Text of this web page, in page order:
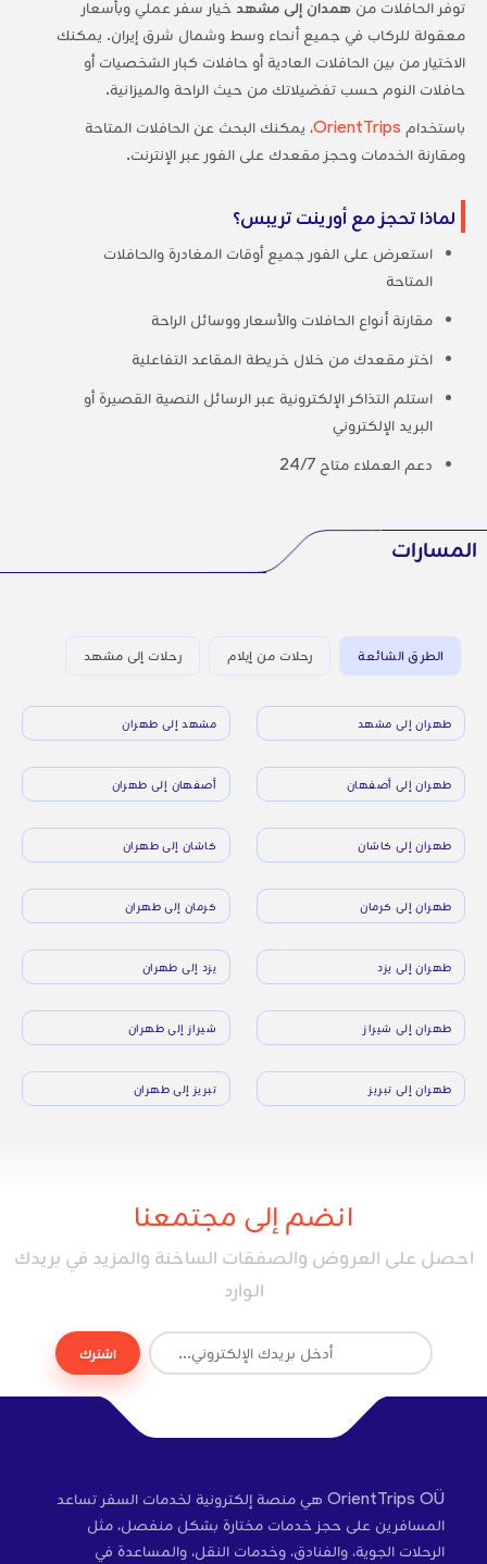
توفر الحافلات من همدان إلى مشهد خيار سفر عملي وبأسعار
معقولة للركاب في جميع أنحاء وسط وشمال شرق إيران. يمكنك
الاختيار من بين الحافلات العادية أو حافلات كبار الشخصيات أو
حافلات النوم حسب تفضيلاتك من حيث الراحة والميزانية.
باستخدام OrientTrips، يمكنك البحث عن الحافلات المتاحة
ومقارنة الخدمات وحجز مقعدك على الفور عبر الإنترنت.
لماذا تحجز مع أورينت تريبس؟
استعرض على الفور جميع أوقات المغادرة والحافلات
المتاحة
مقارنة أنواع الحافلات والأسعار ووسائل الراحة
اختر مقعدك من خلال خريطة المقاعد التفاعلية
استلم التذاكر الإلكترونية عبر الرسائل النصية القصيرة أو
البريد الإلكتروني
دعم العملاء متاح 24/7
المسارات
الطرق الشائعة رحلات من إيلام رحلات إلى مشهد
طهران إلى مشهد مشهد إلى طهران
طهران إلى أصفهان أصفهان إلى طهران
طهران إلى كاشان كاشان إلى طهران
طهران إلى كرمان كرمان إلى طهران
طهران إلى يزد يزد إلى طهران
طهران إلى شيراز شيراز إلى طهران
طهران إلى تبريز تبريز إلى طهران
انضم إلى مجتمعنا
احصل على العروض والصفقات الساخنة والمزيد في بريدك
الوارد
اشترك
OrientTrips OÜ هي منصة إلكترونية لخدمات السفر تساعد
المسافرين على حجز خدمات مختارة بشكل منفصل، مثل
الرحلات الجوية، والفنادق، وخدمات النقل، والمساعدة في